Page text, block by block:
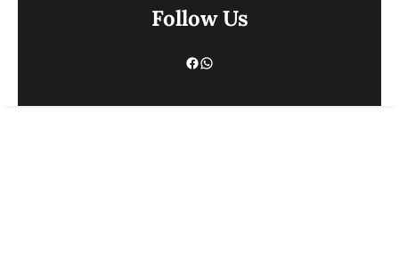
Follow Us
Facebook
WhatsApp